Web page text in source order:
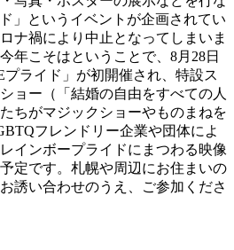
」というイベントが企画されてい
ナ禍により中止となってしまいま
年こそはということで、8月28日
プライド」が初開催され、特設ス
ョー（「結婚の自由をすべての人
ちがマジックショーやものまねを
フレンドリー企業や団体によ
インボープライドにまつわる映像
定です。札幌や周辺にお住まいの
誘い合わせのうえ、ご参加くださ